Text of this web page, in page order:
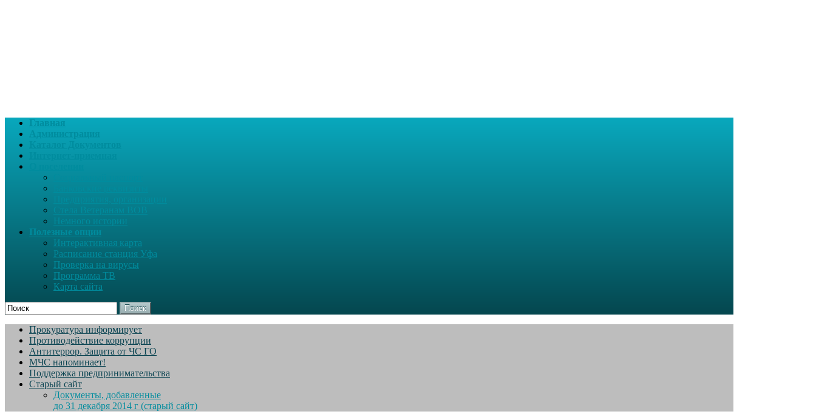
Главная
Администрация
Немного истории
Полезные опции
Интерактивная карта
Расписание станция Уфа
Проверка на вирусы
Программа ТВ
Карта сайта
Поиск
Прокуратура информирует
Противодействие коррупции
Антитеррор. Защита от ЧС ГО
МЧС напоминает!
Поддержка предпринимательства
Старый сайт
Документы, добавленные
до 31 декабря 2014 г (старый сайт)